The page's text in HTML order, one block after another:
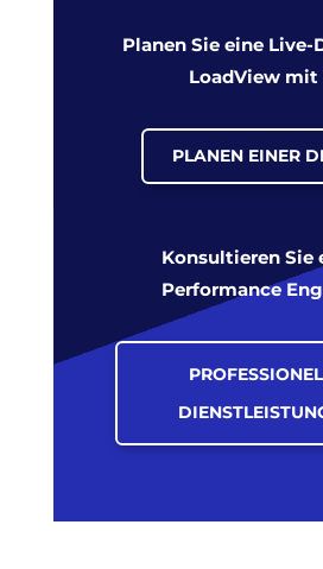
Planen Sie eine Live-
LoadView mit
PLANEN EINER
Konsultieren Sie
Performance